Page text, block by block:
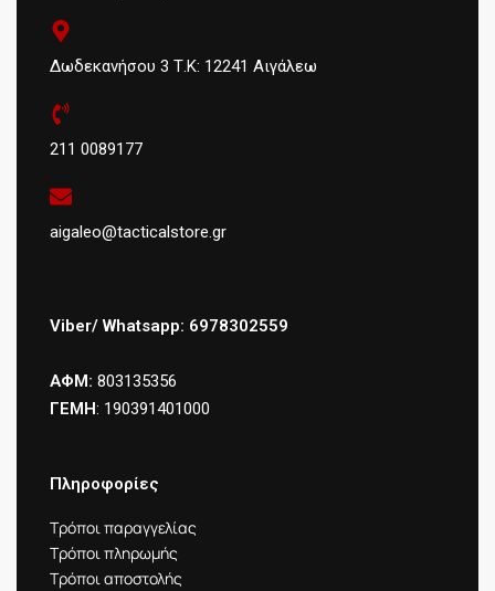
Δωδεκανήσου 3 Τ.Κ: 12241 Αιγάλεω
211 0089177
aigaleo@tacticalstore.gr
Viber/ Whatsapp: 6978302559
ΑΦΜ: 803135356
ΓΕΜΗ: 190391401000
Πληροφορίες
Τρόποι παραγγελίας
Τρόποι πληρωμής
Τρόποι αποστολής